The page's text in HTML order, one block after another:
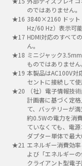
のではありません。
3840×2160 ドッ
Hz/60 Hz）表示可能
HDMI対応のすべて
ん。
ミニジャック
ものではありません
本製品はAC100V対
セントに接続して使
（社）電子情報技
計画書に基づく定
て、バッテリーが
約0.5Wの電力を消
ていなくても、電
ダプター単体で最大
エネルギー消費効
よび「エネルギー
クライアント型電